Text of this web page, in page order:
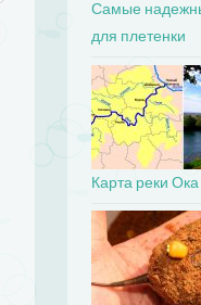
Самые
для плетенки
Карта реки Ока